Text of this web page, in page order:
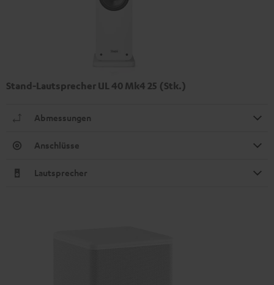
Stand-Lautsprecher UL 40 Mk4 25 (Stk.)
Abmessungen
Anschlüsse
Lautsprecher